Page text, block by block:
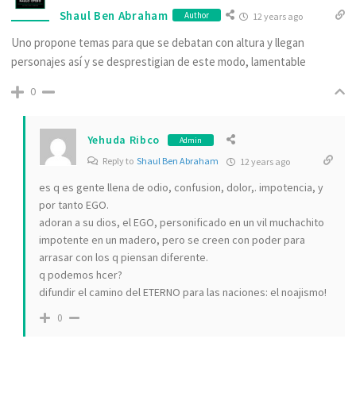
Shaul Ben Abraham Author 12 years ago
Uno propone temas para que se debatan con altura y llegan
personajes así y se desprestigian de este modo, lamentable
0
Yehuda Ribco Admin
Reply to Shaul Ben Abraham 12 years ago
es q es gente llena de odio, confusion, dolor,. impotencia, y
por tanto EGO.
adoran a su dios, el EGO, personificado en un vil muchachito
impotente en un madero, pero se creen con poder para
arrasar con los q piensan diferente.
q podemos hcer?
difundir el camino del ETERNO para las naciones: el noajismo!
0